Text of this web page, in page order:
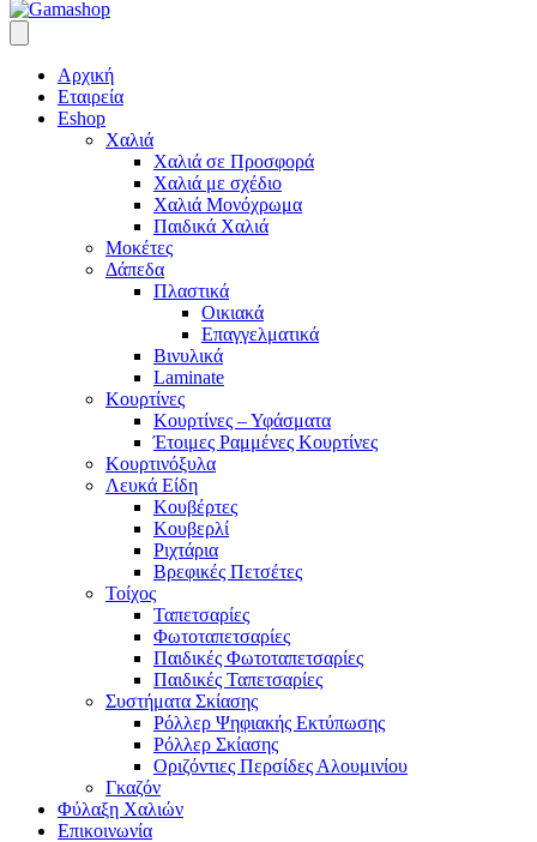
Αρχική
Εταιρεία
Eshop
Χαλιά
Χαλιά σε Προσφορά
Χαλιά με σχέδιο
Χαλιά Μονόχρωμα
Παιδικά Χαλιά
Μοκέτες
Δάπεδα
Πλαστικά
Οικιακά
Επαγγελματικά
Βινυλικά
Laminate
Κουρτίνες
Κουρτίνες – Υφάσματα
Έτοιμες Ραμμένες Κουρτίνες
Κουρτινόξυλα
Λευκά Είδη
Κουβέρτες
Κουβερλί
Ριχτάρια
Βρεφικές Πετσέτες
Τοίχος
Ταπετσαρίες
Φωτοταπετσαρίες
Παιδικές Φωτοταπετσαρίες
Παιδικές Ταπετσαρίες
Συστήματα Σκίασης
Ρόλλερ Ψηφιακής Εκτύπωσης
Ρόλλερ Σκίασης
Οριζόντιες Περσίδες Αλουμινίου
Γκαζόν
Φύλαξη Χαλιών
Επικοινωνία